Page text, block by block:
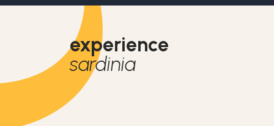
experience
sardinia